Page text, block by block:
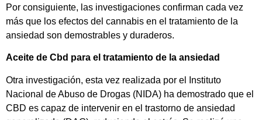
Por consiguiente, las investigaciones confirman cada vez
más que los efectos del cannabis en el tratamiento de la
ansiedad son demostrables y duraderos.
Aceite de Cbd para el tratamiento de la ansiedad
Otra investigación, esta vez realizada por el Instituto
Nacional de Abuso de Drogas (NIDA) ha demostrado que el
CBD es capaz de intervenir en el trastorno de ansiedad